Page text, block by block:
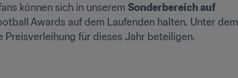
können sich in unserem Sonderbereich auf
Awards auf dem Laufenden halten. Unter dem
Preisverleihung für dieses Jahr beteiligen.